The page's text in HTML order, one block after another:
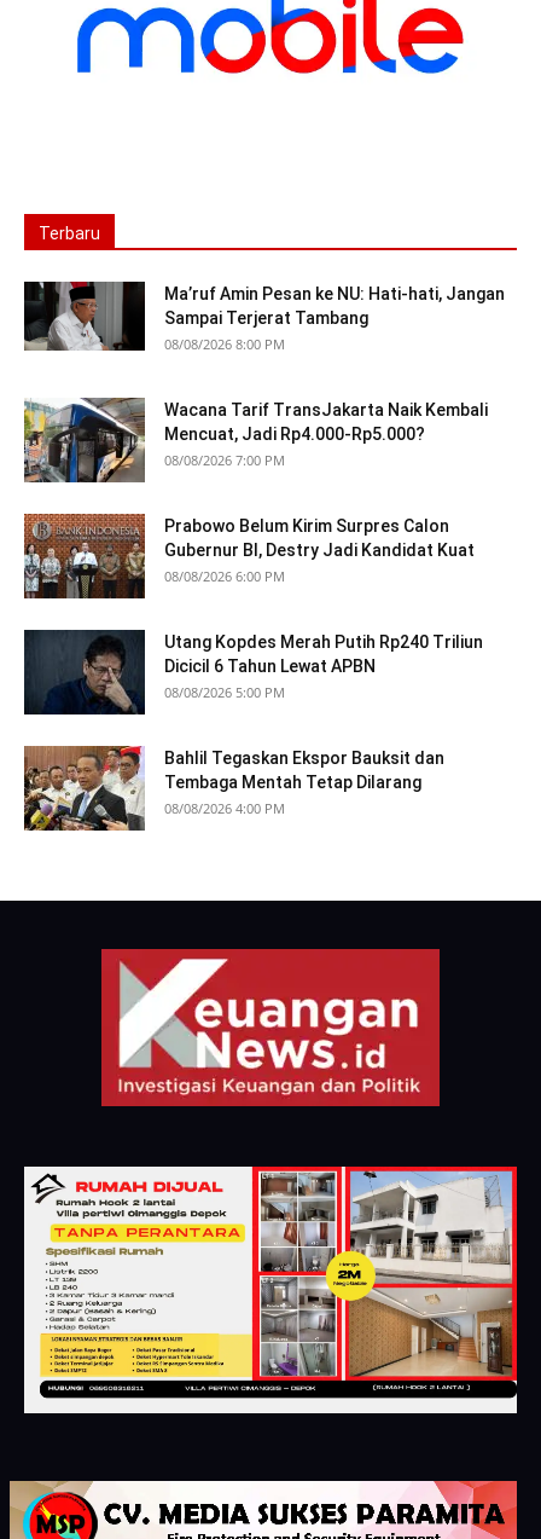
Terbaru
Ma’ruf Amin Pesan ke NU: Hati-hati, Jangan
Sampai Terjerat Tambang
08/08/2026 8:00 PM
Wacana Tarif TransJakarta Naik Kembali
Mencuat, Jadi Rp4.000-Rp5.000?
08/08/2026 7:00 PM
Prabowo Belum Kirim Surpres Calon
Gubernur BI, Destry Jadi Kandidat Kuat
08/08/2026 6:00 PM
Utang Kopdes Merah Putih Rp240 Triliun
Dicicil 6 Tahun Lewat APBN
08/08/2026 5:00 PM
Bahlil Tegaskan Ekspor Bauksit dan
Tembaga Mentah Tetap Dilarang
08/08/2026 4:00 PM